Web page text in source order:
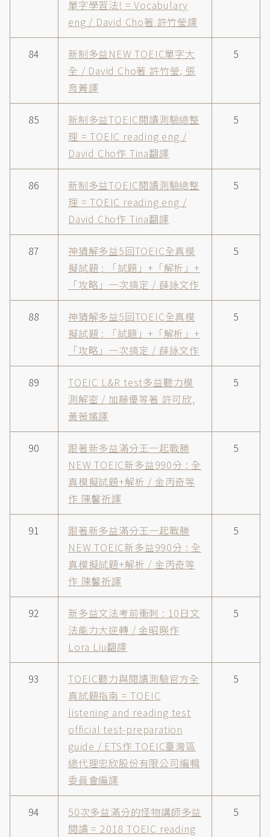
單字學習法! = Vocabulary
eng / David Cho著 許竹瑩譯
84
新制多益NEW TOEIC單字大
全 / David Cho著 許竹瑩, 張
育菁譯
5
85
新制多益TOEIC閱讀測驗總整
理 = TOEIC reading eng /
David Cho作 Tina翻譯
5
86
新制多益TOEIC閱讀測驗總整
理 = TOEIC reading eng /
David Cho作 Tina翻譯
5
87
神猜解多益5回TOEIC全真模
擬試題 : 「試題」+「解析」+
「攻略」一次搞定 / 薛詠文作
5
88
神猜解多益5回TOEIC全真模
擬試題 : 「試題」+「解析」+
「攻略」一次搞定 / 薛詠文作
5
89
TOEIC L&R test多益聽力模
測解密 / 加藤優等著 許可欣,
黃薇嬪譯
5
90
跟著新多益滿分王一起戰勝
NEW TOEIC新多益990分 : 全
真模擬試題+解析 / 金丙奇等
作 陳馨祈譯
5
91
跟著新多益滿分王一起戰勝
NEW TOEIC新多益990分 : 全
真模擬試題+解析 / 金丙奇等
作 陳馨祈譯
5
92
新多益文法考前衝刺 : 10日文
法能力大逆轉 / 金昭暎作
Lora Liu翻譯
5
93
TOEIC聽力與閱讀測驗官方全
真試題指南 = TOEIC
listening and reading test
official test-preparation
guide / ETS作 TOEIC臺灣區
總代理忠欣股份有限公司編輯
委員會編譯
5
94
50次多益滿分的怪物講師多益
閱讀 = 2018 TOEIC reading
5